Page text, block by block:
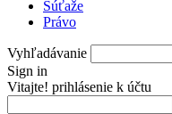
Súťaže
Právo
Vyhľadávanie
Sign in
Vitajte! prihlásenie k účtu